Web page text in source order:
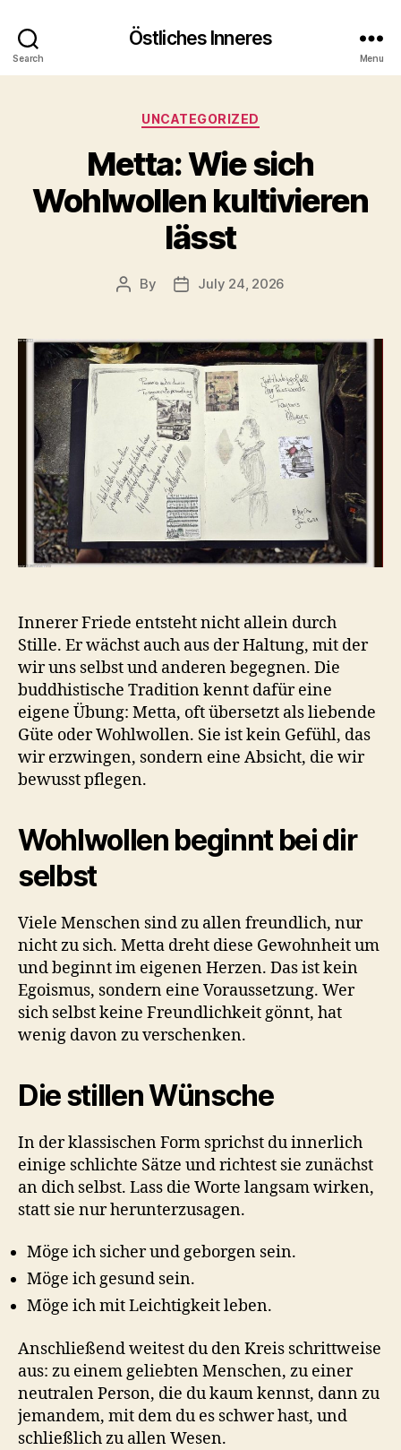
Search
Östliches Inneres
Menu
Categories
UNCATEGORIZED
Metta: Wie sich
Wohlwollen kultivieren
lässt
Post
By
PostJuly 24, 2026
Innerer Friede entsteht nicht allein durch
Stille. Er wächst auch aus der Haltung, mit der
wir uns selbst und anderen begegnen. Die
buddhistische Tradition kennt dafür eine
eigene Übung: Metta, oft übersetzt als liebende
Güte oder Wohlwollen. Sie ist kein Gefühl, das
wir erzwingen, sondern eine Absicht, die wir
bewusst pflegen.
Wohlwollen beginnt bei dir
selbst
Viele Menschen sind zu allen freundlich, nur
nicht zu sich. Metta dreht diese Gewohnheit um
und beginnt im eigenen Herzen. Das ist kein
Egoismus, sondern eine Voraussetzung. Wer
sich selbst keine Freundlichkeit gönnt, hat
wenig davon zu verschenken.
Die stillen Wünsche
In der klassischen Form sprichst du innerlich
einige schlichte Sätze und richtest sie zunächst
an dich selbst. Lass die Worte langsam wirken,
statt sie nur herunterzusagen.
Möge ich sicher und geborgen sein.
Möge ich gesund sein.
Möge ich mit Leichtigkeit leben.
Anschließend weitest du den Kreis schrittweise
aus: zu einem geliebten Menschen, zu einer
neutralen Person, die du kaum kennst, dann zu
jemandem, mit dem du es schwer hast, und
schließlich zu allen Wesen.